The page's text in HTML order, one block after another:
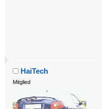
HaiTech
Mitglied